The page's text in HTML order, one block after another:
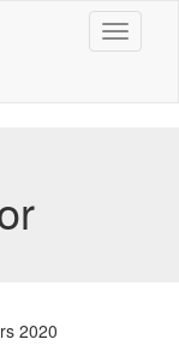
Toggle
2020